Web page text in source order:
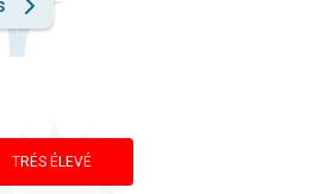
TRÉS ÉLEVÉ